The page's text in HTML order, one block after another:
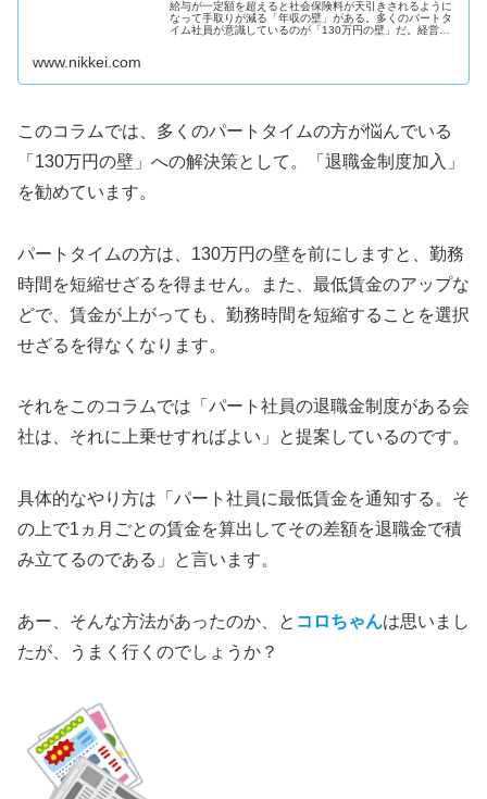
給与が一定額を超えると社会保険料が天引きされるように
なって手取りが減る「年収の壁」がある。多くのパートタ
イム社員が意識しているのが「130万円の壁」だ。経営
www.nikkei.com
このコラムでは、多くのパートタイムの方が悩んでいる
「130万円の壁」への解決策として。「退職金制度加入」
を勧めています。
パートタイムの方は、130万円の壁を前にしますと、勤務
時間を短縮せざるを得ません。また、最低賃金のアップな
どで、賃金が上がっても、勤務時間を短縮することを選択
せざるを得なくなります。
それをこのコラムでは「パート社員の退職金制度がある会
社は、それに上乗せすればよい」と提案しているのです。
具体的なやり方は「パート社員に最低賃金を通知する。そ
の上で1ヵ月ごとの賃金を算出してその差額を退職金で積
み立てるのである」と言います。
あー、そんな方法があったのか、と コロちゃんは思いまし
たが、うまく行くのでしょうか？